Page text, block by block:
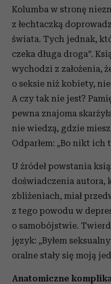
Kolumba w stronę
z łechtaczką
świata. Tych jednak,
czeka długa droga”.
wychodzi z założenia,
o seksie niż kobiety,
A czy tak nie jest?
pewna znajoma
nie wiedzą, gdzie
Odparłem: „Bo nikt ich
U źródeł powstania
doświadczenia autora,
zbliżeniach, miał
z tego powodu w
o samobójstwie.
język: „Byłem
oralne stały się moją
Anatomiczne